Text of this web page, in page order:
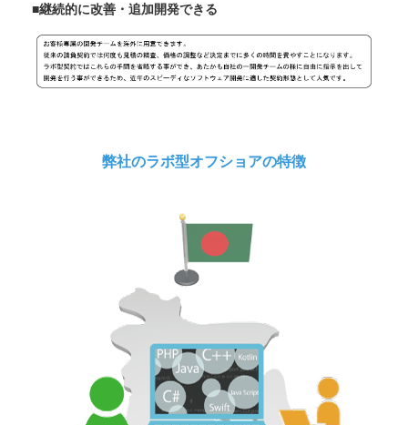
■継続的に改善・追加開発できる
弊社のラボ型オフショアの特徴